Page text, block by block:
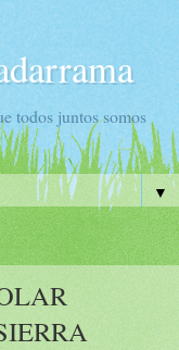
todos juntos somos
▼